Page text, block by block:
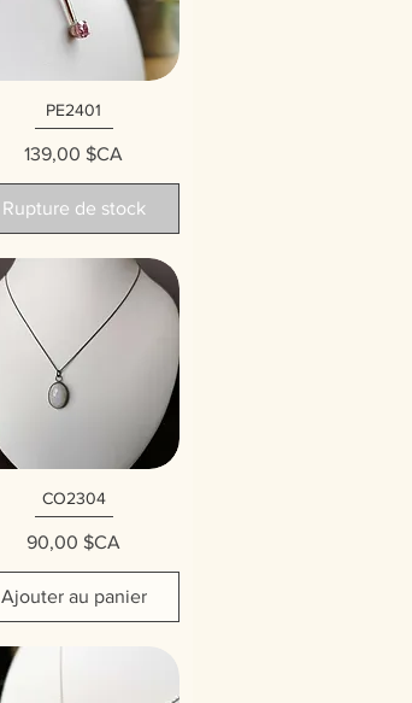
Aperçu rapide
PE2401
Prix
139,00 $CA
Rupture de stock
Aperçu rapide
CO2304
Prix
90,00 $CA
Ajouter au panier